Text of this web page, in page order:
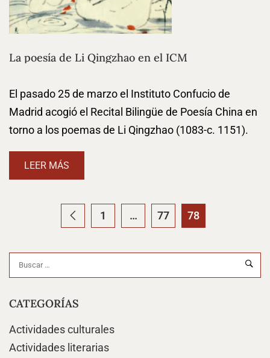
La poesía de Li Qingzhao en el ICM
El pasado 25 de marzo el Instituto Confucio de
Madrid acogió el Recital Bilingüe de Poesía China en
torno a los poemas de Li Qingzhao (1083-c. 1151).
LEER MÁS
1 … 77 78
CATEGORÍAS
Actividades culturales
Actividades literarias